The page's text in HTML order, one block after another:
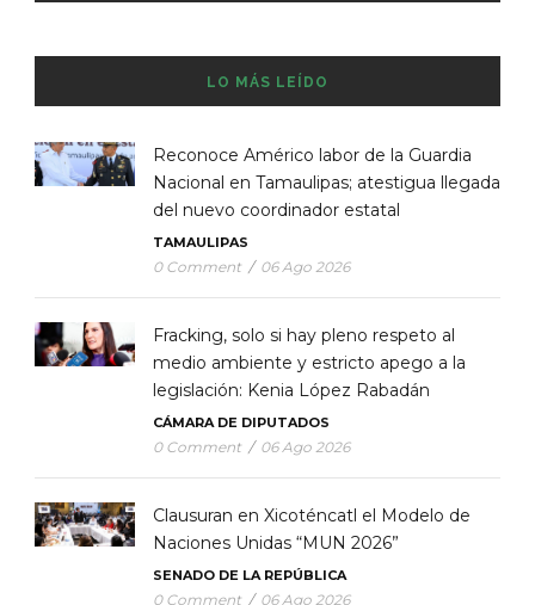
LO MÁS LEÍDO
Reconoce Américo labor de la Guardia
Nacional en Tamaulipas; atestigua llegada
del nuevo coordinador estatal
TAMAULIPAS
0 Comment / 06 Ago 2026
Fracking, solo si hay pleno respeto al
medio ambiente y estricto apego a la
legislación: Kenia López Rabadán
CÁMARA DE DIPUTADOS
0 Comment / 06 Ago 2026
Clausuran en Xicoténcatl el Modelo de
Naciones Unidas “MUN 2026”
SENADO DE LA REPÚBLICA
0 Comment / 06 Ago 2026